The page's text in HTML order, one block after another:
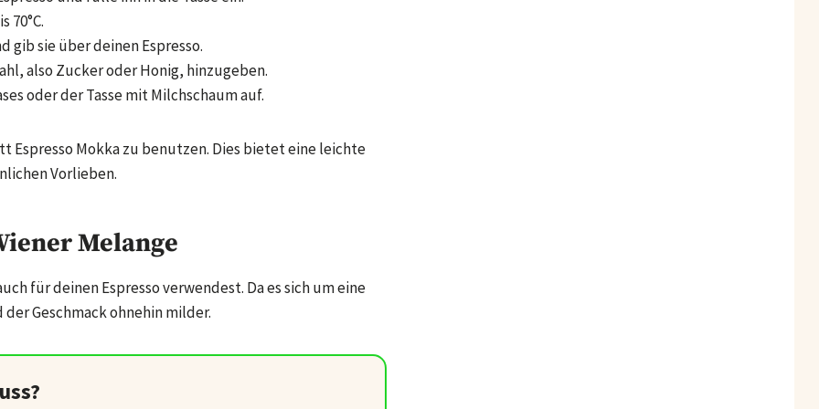
70°C.
gib sie über deinen Espresso.
also Zucker oder Honig, hinzugeben.
oder der Tasse mit Milchschaum auf.
Espresso Mokka zu benutzen. Dies bietet eine leichte
Vorlieben.
Melange
für deinen Espresso verwendest. Da es sich um eine
Geschmack ohnehin milder.